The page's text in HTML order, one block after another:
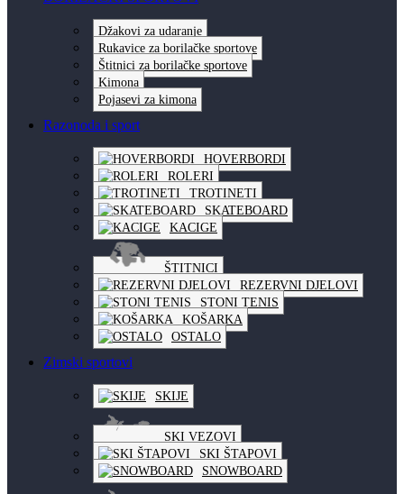
Džakovi za udaranje
Rukavice za borilačke sportove
Štitnici za borilačke sportove
Kimona
Pojasevi za kimona
Razonoda i sport
HOVERBORDI
ROLERI
TROTINETI
SKATEBOARD
KACIGE
ŠTITNICI
REZERVNI DJELOVI
STONI TENIS
KOŠARKA
OSTALO
Zimski sportovi
SKIJE
SKI VEZOVI
SKI ŠTAPOVI
SNOWBOARD